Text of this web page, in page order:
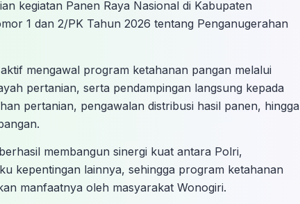
kegiatan Panen Raya Nasional di Kabupaten
1 dan 2/PK Tahun 2026 tentang Penganugerahan
mengawal program ketahanan pangan melalui
pertanian, serta pendampingan langsung kepada
pertanian, pengawalan distribusi hasil panen, hingga
membangun sinergi kuat antara Polri,
kepentingan lainnya, sehingga program ketahanan
manfaatnya oleh masyarakat Wonogiri.